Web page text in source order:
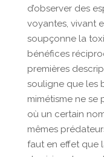
d’observer des
voyantes, vivant
soupçonne la
bénéfices
premières
souligne que les
mimétisme ne se
où un certain
mêmes
faut en effet que